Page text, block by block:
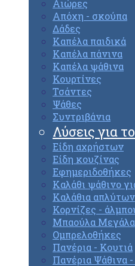
Αιώρες
Απόχη - σκούπα
Δάδες
Καπέλα παιδικά
Καπέλα πάνινα
Καπέλα ψάθινα
Κουρτίνες
Τσάντες
Ψάθες
Συντριβάνια
Λύσεις για
Είδη αχρήστων
Είδη κουζίνας
Εφημεριδοθήκες
Καλάθι ψάθινο
Καλάθια απλύτων
Κορνίζες -
Μπαούλα Μεγάλα
Ομπρελοθήκες
Πανέρια - Κουτιά
Πανέρια Ψάθινα